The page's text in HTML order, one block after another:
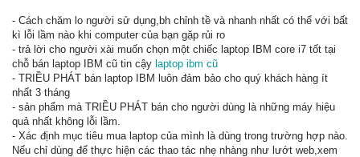
- Cách chăm lo người sử dụng,bh chỉnh tề và nhanh nhất có thể với bất
kì lỗi lầm nào khi computer của bạn gặp rủi ro
- trả lời cho người xài muốn chọn một chiếc laptop IBM core i7 tốt tại
chỗ bán laptop IBM cũ tin cậy laptop ibm cũ
- TRIỀU PHÁT bán laptop IBM luôn đảm bảo cho quý khách hàng ít
nhất 3 tháng
- sản phẩm mà TRIỀU PHÁT bán cho người dùng là những máy hiệu
quả nhất không lỗi lầm.
- Xác định mục tiêu mua laptop của mình là dùng trong trường hợp nào.
Nếu chỉ dùng để thực hiện các thao tác nhẹ nhàng như lướt web,xem